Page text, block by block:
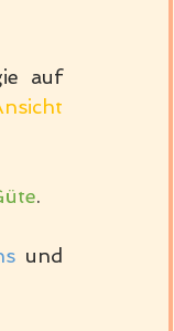
, am Nabelpunkt, bündeln sich die Energie auf
.